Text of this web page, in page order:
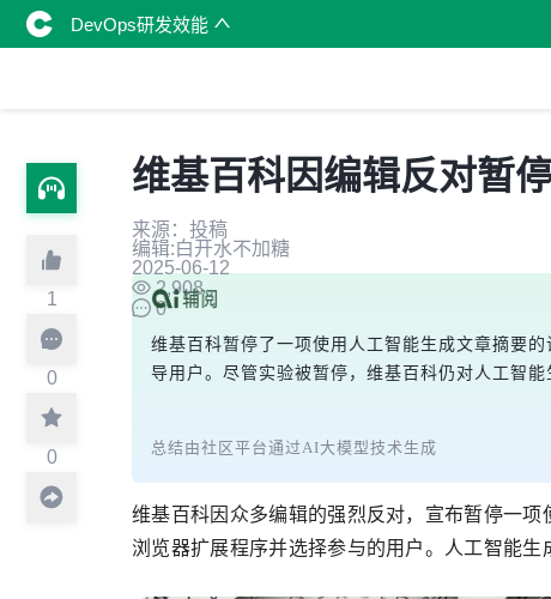
DevOps研发效能
1
0
0
维基百科因编辑反对暂
来源：投稿
编辑:白开水不加糖
2025-06-12
2,908
0
维基百科暂停了一项使用人工智能生成文章摘要
导用户。尽管实验被暂停，维基百科仍对人工智能
总结由社区平台通过AI大模型技术生成
维基百科因众多编辑的强烈反对，宣布暂停一
浏览器扩展程序并选择参与的用户。人工智能生